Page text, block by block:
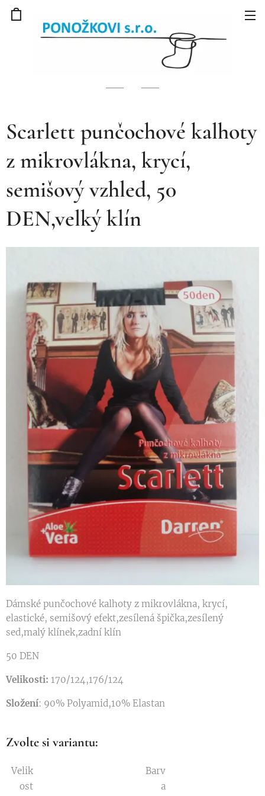
Scarlett punčochové kalhoty
z mikrovlákna, krycí,
semišový vzhled, 50
DEN,velký klín
Dámské punčochové kalhoty z mikrovlákna, krycí,
elastické, semišový efekt,zesílená špička,zesílený
sed,malý klínek,zadní klín
50 DEN
Velikosti: 170/124,176/124
Složení: 90% Polyamid,10% Elastan
Zvolte si variantu:
Velik
ost
Barv
a